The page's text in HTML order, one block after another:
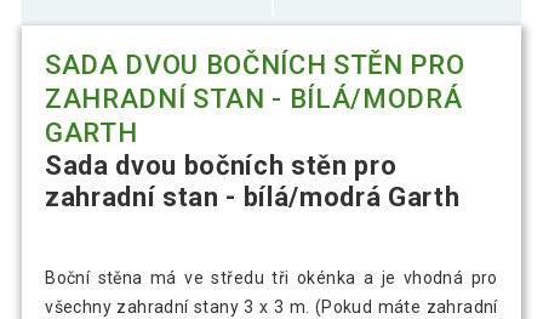
SADA DVOU BOČNÍCH STĚN PRO
ZAHRADNÍ STAN - BÍLÁ/MODRÁ
GARTH
Sada dvou bočních stěn pro
zahradní stan - bílá/modrá Garth
Boční stěna má ve středu tři okénka a je vhodná pro
všechny zahradní stany 3 x 3 m. (Pokud máte zahradní